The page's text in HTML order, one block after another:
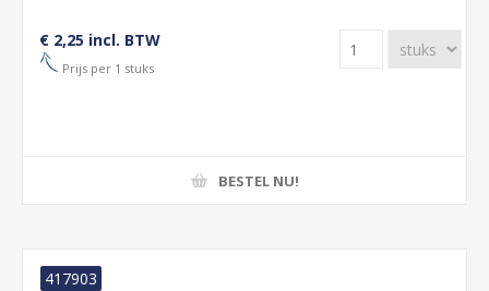
€ 2,25 incl. BTW
Prijs per 1 stuks
BESTEL NU!
417903